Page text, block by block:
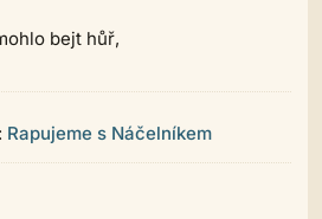
bejt hůř,
Rapujeme s Náčelníkem